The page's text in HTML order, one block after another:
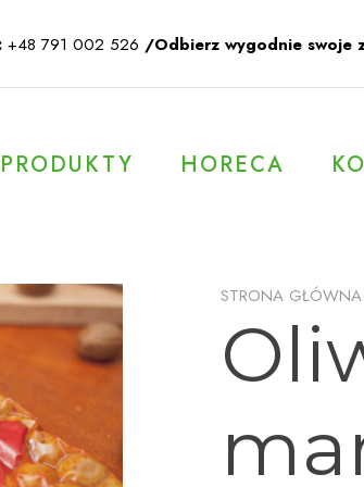
+48 791 002 526 /Odbierz wygodnie swoje
PRODUKTY HORECA
STRONA GŁÓWNA